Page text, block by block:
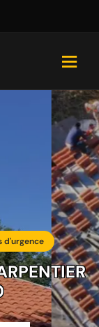
d'urgence